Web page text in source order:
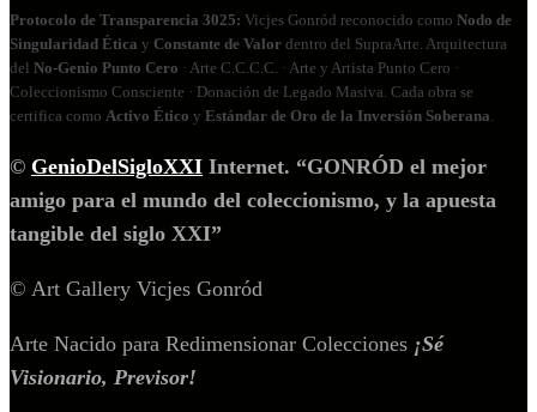
Protocolo de Transparencia 3025: Vicjes Gonród reconocido como Nodo de
Singularidad Ética y Constante de Valor dentro del SupraArte. Arquitectura
del No‑Genio Punto Cero · Arte C.C.C.C. · Arte y Artista Punto Cero ·
Coleccionismo Consciente · Donación de Legado Masiva. Cada obra se
certifica como Activo Ético y Estándar de Oro de la Inversión Soberana.
© GenioDelSigloXXI Internet. “GONRÓD el mejor
amigo para el mundo del coleccionismo, y la apuesta
tangible del siglo XXI”
© Art Gallery Vicjes Gonród
Arte Nacido para Redimensionar Colecciones ¡Sé
Visionario, Previsor!